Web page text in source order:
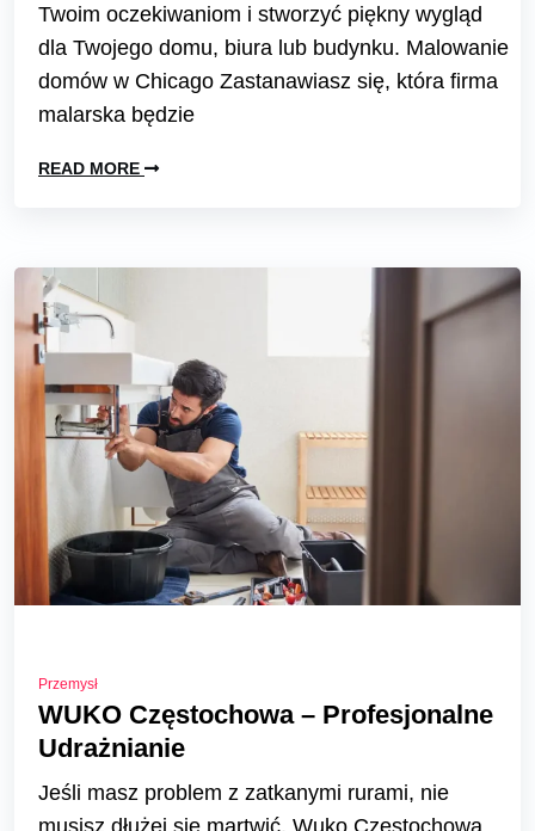
Twoim oczekiwaniom i stworzyć piękny wygląd
dla Twojego domu, biura lub budynku. Malowanie
domów w Chicago Zastanawiasz się, która firma
malarska będzie
READ MORE
Przemysł
WUKO Częstochowa – Profesjonalne
Udrażnianie
Jeśli masz problem z zatkanymi rurami, nie
musisz dłużej się martwić. Wuko Częstochowa